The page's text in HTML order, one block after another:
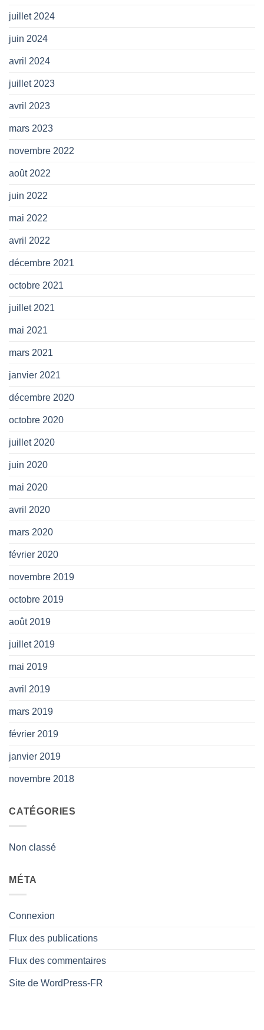
juillet 2024
juin 2024
avril 2024
juillet 2023
avril 2023
mars 2023
novembre 2022
août 2022
juin 2022
mai 2022
avril 2022
décembre 2021
octobre 2021
juillet 2021
mai 2021
mars 2021
janvier 2021
décembre 2020
octobre 2020
juillet 2020
juin 2020
mai 2020
avril 2020
mars 2020
février 2020
novembre 2019
octobre 2019
août 2019
juillet 2019
mai 2019
avril 2019
mars 2019
février 2019
janvier 2019
novembre 2018
CATÉGORIES
Non classé
MÉTA
Connexion
Flux des publications
Flux des commentaires
Site de WordPress-FR